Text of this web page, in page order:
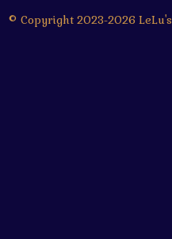
© Copyright 2023-2026 LeLu's